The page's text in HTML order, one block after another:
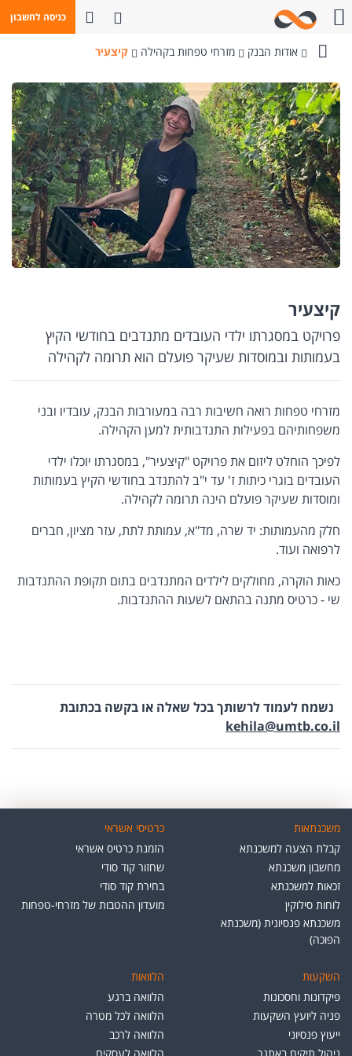
כניסה לחשבון
פתח חיפושחייגו אלינו
מזרחי-טפחות
אודות הבנק מזרחי טפחות בקהילה קיצעיר
קיצעיר
פרויקט במסגרתו ילדי העובדים מתנדבים בחודשי הקיץ
בעמותות ובמוסדות שעיקר פועלם הוא תרומה לקהילה
מזרחי טפחות רואה חשיבות רבה במעורבות הבנק, עובדיו ובני
משפחותיהם בפעילות התנדבותית למען הקהילה.
לפיכך הוחלט ליזום את פרויקט "קיצעיר", במסגרתו יוכלו ילדי
העובדים בוגרי כיתות ז' עד י"ב להתנדב בחודשי הקיץ בעמותות
ומוסדות שעיקר פועלם הינה תרומה לקהילה.
חלק מהעמותות: יד שרה, מד"א, עמותת לתת, עזר מציון, חברים
לרפואה ועוד.
כאות הוקרה, מחולקים לילדים המתנדבים בתום תקופת ההתנדבות
שי - כרטיס מתנה בהתאם לשעות ההתנדבות.
נשמח לעמוד לרשותך בכל שאלה או בקשה בכתובת
kehila@umtb.co.il
משכנתאות
קבלת הצעה למשכנתא
מחשבון משכנתא
זכאות למשכנתא
לוחות סילוקין
משכנתא פנסיונית (משכנתא
הפוכה)
כרטיסי אשראי
הזמנת כרטיס אשראי
שחזור קוד סודי
בחירת קוד סודי
מועדון ההטבות של מזרחי-טפחות
השקעות
פיקדונות וחסכונות
פניה ליועץ השקעות
ייעוץ פנסיוני
ניהול תיקים באתגר
הלוואות
הלוואה ברגע
הלוואה לכל מטרה
הלוואה לרכב
הלוואה לעסקים